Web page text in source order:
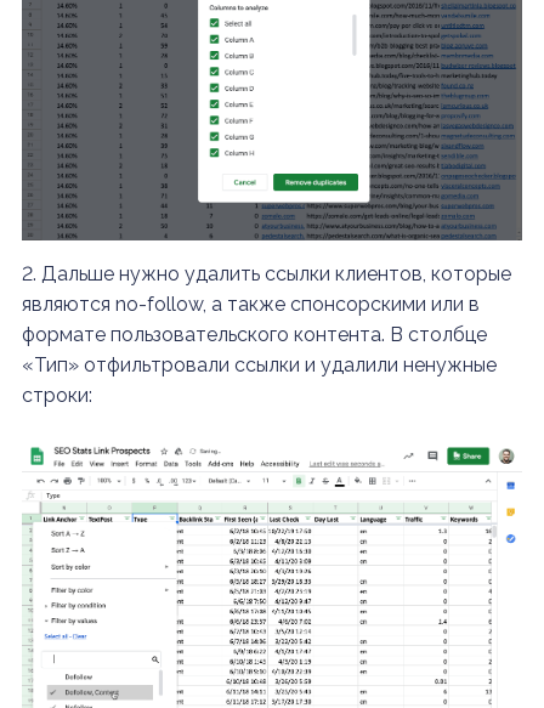
2. Дальше нужно удалить ссылки клиентов, которые
являются no-follow, а также спонсорскими или в
формате пользовательского контента. В столбце
«Тип» отфильтровали ссылки и удалили ненужные
строки: